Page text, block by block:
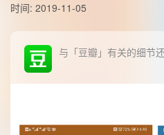
时间: 2019-11-05
与「豆瓣」有关的细节